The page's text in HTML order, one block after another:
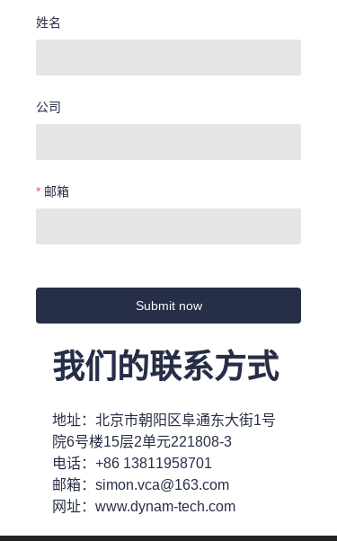
姓名
公司
邮箱
Submit now
我们的联系方式
地址：北京市朝阳区阜通东大街1号
院6号楼15层2单元221808-3
电话：+86 13811958701
邮箱：simon.vca@163.com
网址：www.dynam-tech.com
CN